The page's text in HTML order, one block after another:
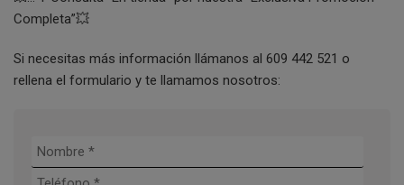
Completa”💥
Si necesitas más información llámanos al 609 442 521 o
rellena el formulario y te llamamos nosotros: